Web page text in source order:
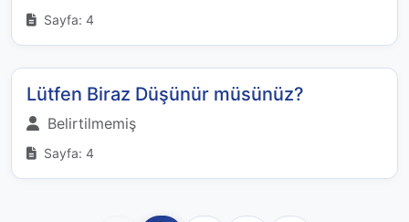
Sayfa: 4
Lütfen Biraz Düşünür müsünüz?
Belirtilmemiş
Sayfa: 4